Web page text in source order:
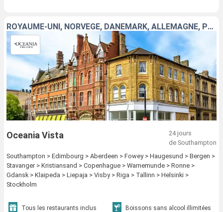
ROYAUME-UNI, NORVÈGE, DANEMARK, ALLEMAGNE, POLOGNE, LITUANIE, LETTONIE, ESTONIE, FINLANDE, SUÈDE
Oceania Vista
24 jours
de Southampton
Southampton > Edimbourg > Aberdeen > Fowey > Haugesund > Bergen >
Stavanger > Kristiansand > Copenhague > Warnemunde > Ronne >
Gdansk > Klaipeda > Liepaja > Visby > Riga > Tallinn > Helsinki >
Stockholm
Tous les restaurants inclus
Boissons sans alcool illimitées